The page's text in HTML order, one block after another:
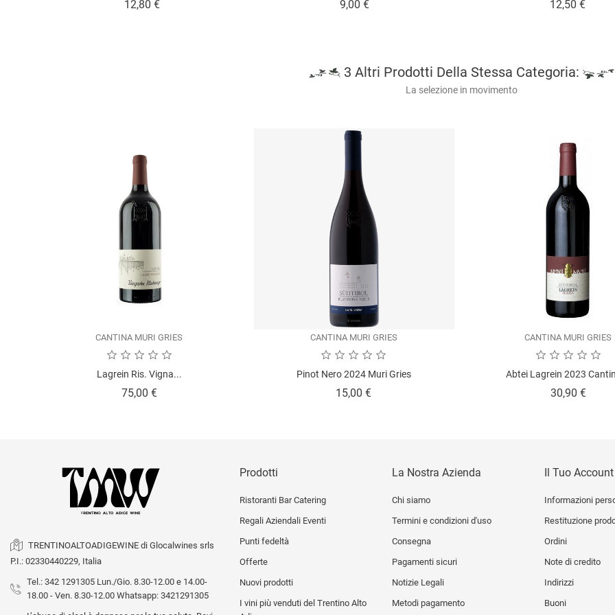
12,80 €Prezzo 9,00 €Prezzo 12,50 €Prezzo
3 Altri Prodotti Della Stessa Categoria:
La selezione in movimento
CANTINA MURI GRIES
Lagrein Ris. Vigna...
75,00 €Prezzo
CANTINA MURI GRIES
Pinot Nero 2024 Muri Gries
15,00 €Prezzo
CANTINA MURI GRIES
Abtei Lagrein 2023
30,90 €Prezzo
TRENTINOALTOADIGEWINE di Glocalwines srls
P.I.: 02330440229, Italia
Tel.: 342 1291305 Lun./Gio. 8.30-12.00 e 14.00-
18.00 - Ven. 8.30-12.00 Whatsapp: 3421291305
Prodotti
Ristoranti Bar Catering
Regali Aziendali Eventi
Punti fedeltà
Offerte
Nuovi prodotti
I vini più venduti del Trentino Alto
La Nostra Azienda
Chi siamo
Termini e condizioni d'uso
Consegna
Pagamenti sicuri
Notizie Legali
Metodi pagamento
Il Tuo Account
Informazioni
Restituzione
Ordini
Note di credito
Indirizzi
Buoni